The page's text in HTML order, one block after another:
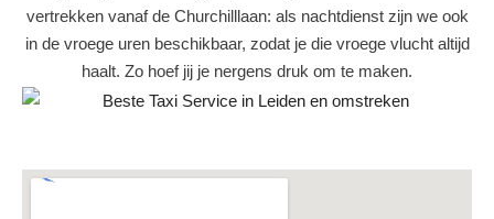
vertrekken vanaf de Churchilllaan: als nachtdienst zijn we ook
in de vroege uren beschikbaar, zodat je die vroege vlucht altijd
haalt. Zo hoef jij je nergens druk om te maken.